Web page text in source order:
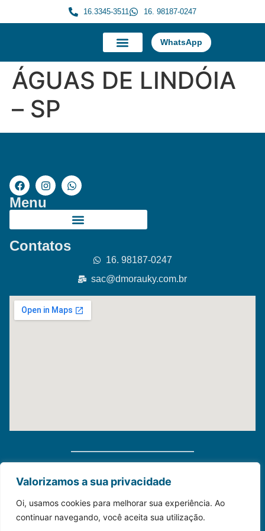
Valorizamos a sua privacidade
Oi, usamos cookies para melhorar sua experiência. Ao
continuar navegando, você aceita sua utilização.
16.3345-3511 16. 98187-0247
WhatsApp
ÁGUAS DE LINDÓIA
– SP
Menu
Contatos
16. 98187-0247
sac@dmorauky.com.br
Distribuidora Morauky 2025. Todos Os Direitos